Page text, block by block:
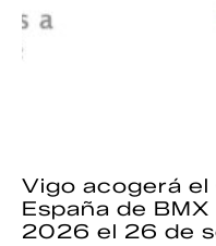
Vigo acogerá
España de
2026 el 26 de